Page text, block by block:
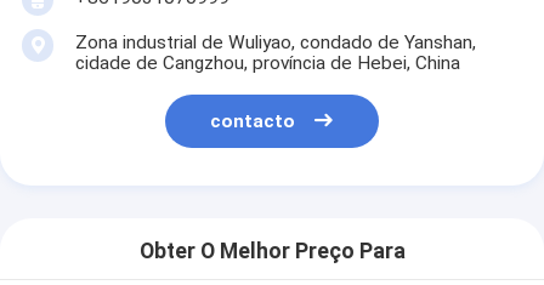
Zona industrial de Wuliyao, condado de Yanshan,
cidade de Cangzhou, província de Hebei, China
contacto
Obter O Melhor Preço Para